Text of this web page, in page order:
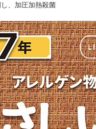
、加圧加熱殺菌